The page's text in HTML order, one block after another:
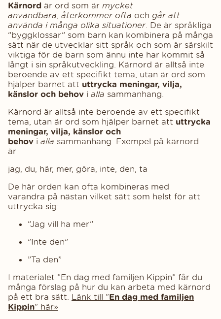
Kärnord är ord som är mycket
användbara, återkommer ofta och går att
använda i många olika situationer. De är språkliga
”byggklossar” som barn kan kombinera på många
sätt när de utvecklar sitt språk och som är särskilt
viktiga för de barn som ännu inte har kommit så
långt i sin språkutveckling. Kärnord är alltså inte
beroende av ett specifikt tema, utan är ord som
hjälper barnet att uttrycka meningar, vilja,
känslor och behov i alla sammanhang.
Kärnord är alltså inte beroende av ett specifikt
tema, utan är ord som hjälper barnet att uttrycka
meningar, vilja, känslor och
behov i alla sammanhang. Exempel på kärnord
är
jag, du, här, mer, göra, inte, den, ta
De här orden kan ofta kombineras med
varandra på nästan vilket sätt som helst för att
uttrycka sig:
”Jag vill ha mer”
”Inte den”
”Ta den”
I materialet ”En dag med familjen Kippin” får du
många förslag på hur du kan arbeta med kärnord
på ett bra sätt. Länk till "En dag med familjen
Kippin" här»